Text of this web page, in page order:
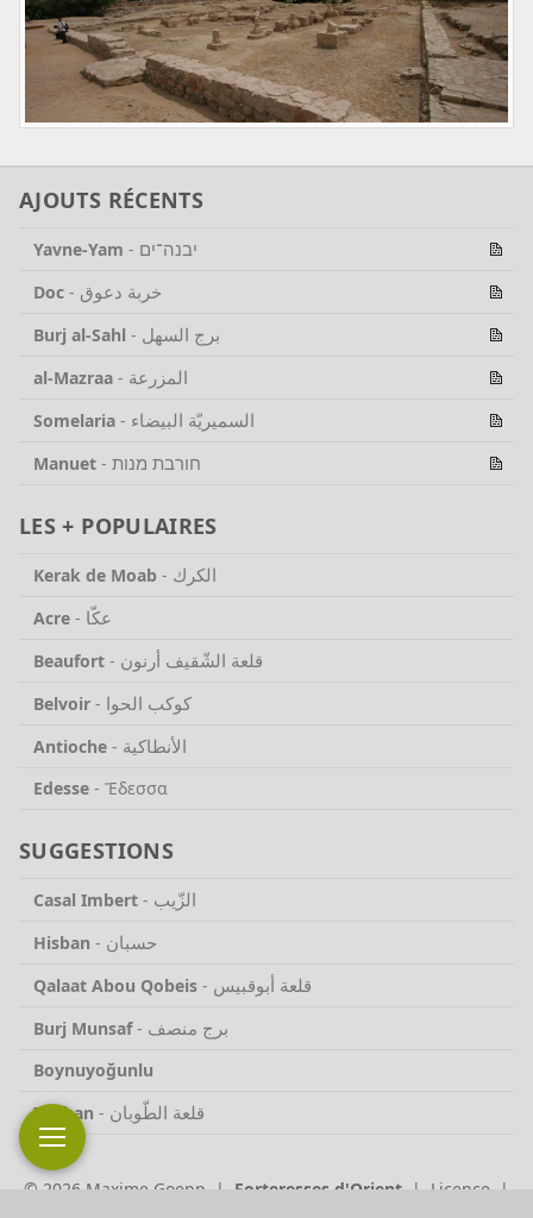
AJOUTS RÉCENTS
Yavne-Yam - יבנה־ים
Doc - خربة دعوق
Burj al-Sahl - برج السهل
al-Mazraa - المزرعة
Somelaria - السميريّة البيضاء
Manuet - חורבת מנות
LES + POPULAIRES
Kerak de Moab - الكرك
Acre - عكّا
Beaufort - قلعة الشّقيف أرنون
Belvoir - كوكب الحوا
Antioche - الأنطاكية
Edesse - Ἔδεσσα
SUGGESTIONS
Casal Imbert - الزّيب
Hisban - حسبان
Qalaat Abou Qobeis - قلعة أبوقبيس
Burj Munsaf- برج منصف
Boynuyoğunlu
Touban - قلعة الطّوبان
© 2026 Maxime Goepp | Forteresses d'Orient | Licence
|